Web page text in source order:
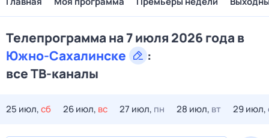
Телепрограмма на 7 июля 2026 года в
Южно-Сахалинске
:
все ТВ-каналы
25 июл,сб 26 июл, вс 27 июл, пн 28 июл, вт 29 июл,